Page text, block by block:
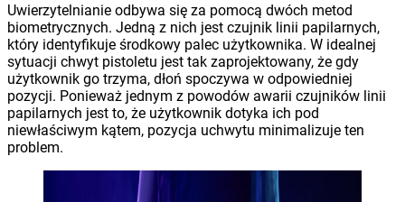
Uwierzytelnianie odbywa się za pomocą dwóch metod
biometrycznych. Jedną z nich jest czujnik linii papilarnych,
który identyfikuje środkowy palec użytkownika. W idealnej
sytuacji chwyt pistoletu jest tak zaprojektowany, że gdy
użytkownik go trzyma, dłoń spoczywa w odpowiedniej
pozycji. Ponieważ jednym z powodów awarii czujników linii
papilarnych jest to, że użytkownik dotyka ich pod
niewłaściwym kątem, pozycja uchwytu minimalizuje ten
problem.